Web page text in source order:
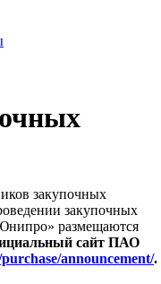
закупочных
закупочных
размещаются
сайт ПАО
announcement/.